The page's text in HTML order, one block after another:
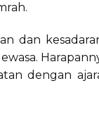
dan
dengan